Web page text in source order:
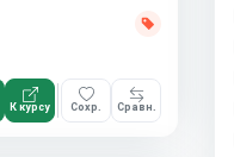
К курсу Сохр. Сравн.